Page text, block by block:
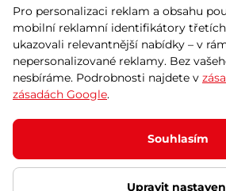
Půjčovna
obchodní podmínky
© 2026 SEVEN SPORT s.r.o Všechna práva
Podle zákona o evidenci tržeb je prodávající
kupujícímu účtenku.
Zároveň je povinen zaevidovat přijatou
případě technického výpadku pak nejpozději
Pro personalizaci reklam a obsahu
mobilní reklamní identifikátory
ukazovali relevantnější nabídky – v
nepersonalizované reklamy. Bez
nesbíráme. Podrobnosti najdete v
zásadách Google.
Souhlasím
Upravit